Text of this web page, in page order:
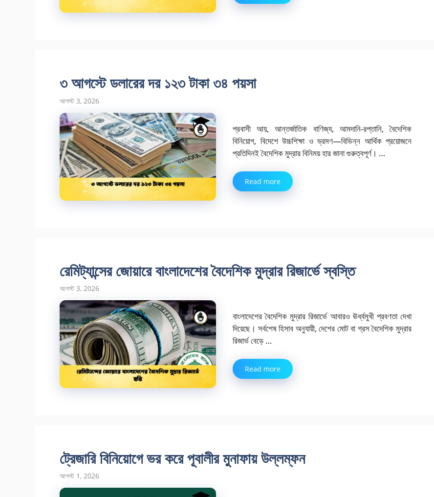
৩ আগস্টে ডলারের দর ১২৩ টাকা ৩৪ পয়সা
আগস্ট 3, 2026
প্রবাসী আয়, আন্তর্জাতিক বাণিজ্য, আমদানি-রপ্তানি, বৈদেশিক
বিনিয়োগ, বিদেশে উচ্চশিক্ষা ও ভ্রমণ—বিভিন্ন আর্থিক প্রয়োজনে
প্রতিদিনই বৈদেশিক মুদ্রার বিনিময় হার জানা গুরুত্বপূর্ণ। …
Read more
রেমিট্যান্সের জোয়ারে বাংলাদেশের বৈদেশিক মুদ্রার রিজার্ভে স্বস্তি
আগস্ট 3, 2026
বাংলাদেশের বৈদেশিক মুদ্রার রিজার্ভে আবারও ঊর্ধ্বমুখী প্রবণতা দেখা
দিয়েছে। সর্বশেষ হিসাব অনুযায়ী, দেশের মোট বা গ্রস বৈদেশিক মুদ্রার
রিজার্ভ বেড়ে …
Read more
ট্রেজারি বিনিয়োগে ভর করে পূবালীর মুনাফায় উল্লম্ফন
আগস্ট 1, 2026